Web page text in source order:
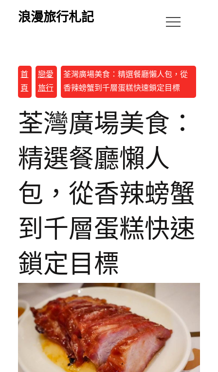
浪漫旅行札記
首
頁
戀愛
旅行
荃灣廣場美食：精選餐廳懶人包，從
香辣螃蟹到千層蛋糕快速鎖定目標
荃灣廣場美食：
精選餐廳懶人
包，從香辣螃蟹
到千層蛋糕快速
鎖定目標